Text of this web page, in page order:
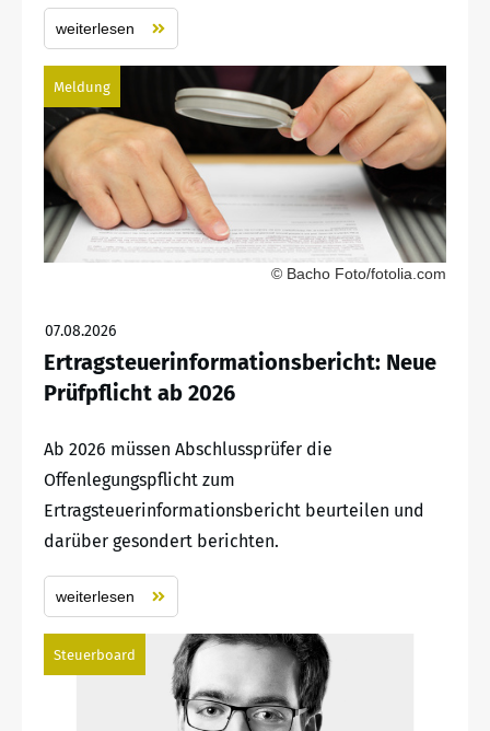
weiterlesen
Meldung
© Bacho Foto/fotolia.com
07.08.2026
Ertragsteuerinformationsbericht: Neue
Prüfpflicht ab 2026
Ab 2026 müssen Abschlussprüfer die
Offenlegungspflicht zum
Ertragsteuerinformationsbericht beurteilen und
darüber gesondert berichten.
weiterlesen
Steuerboard